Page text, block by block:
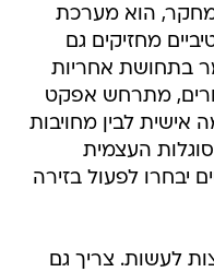
הוא מערכת
מחזיקים גם
בתחושת אחריות
מתרחש אפקט
אישית לבין מחויבות
העצמית
יבחרו לפעול בזירה
לעשות. צריך גם